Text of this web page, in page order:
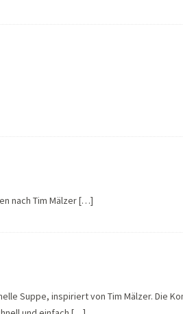
nach Tim Mälzer […]
Suppe, inspiriert von Tim Mälzer. Die